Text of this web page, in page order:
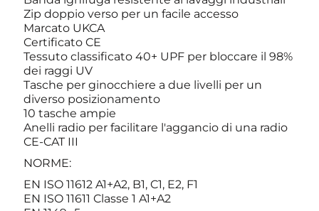
Zip doppio verso per un facile accesso
Marcato UKCA
Certificato CE
Tessuto classificato 40+ UPF per bloccare il 98%
dei raggi UV
Tasche per ginocchiere a due livelli per un
diverso posizionamento
10 tasche ampie
Anelli radio per facilitare l'aggancio di una radio
CE-CAT III
NORME:
EN ISO 11612 A1+A2, B1, C1, E2, F1
EN ISO 11611 Classe 1 A1+A2